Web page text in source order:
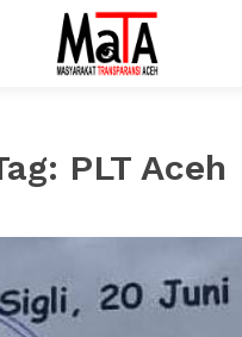
PLT Aceh